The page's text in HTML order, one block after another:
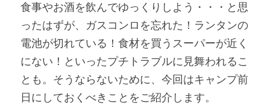
食事やお酒を飲んでゆっくりしよう・・・と思
ったはずが、ガスコンロを忘れた！ランタンの
電池が切れている！食材を買うスーパーが近く
にない！といったプチトラブルに見舞われるこ
とも。そうならないために、今回はキャンプ前
日にしておくべきことをご紹介します。